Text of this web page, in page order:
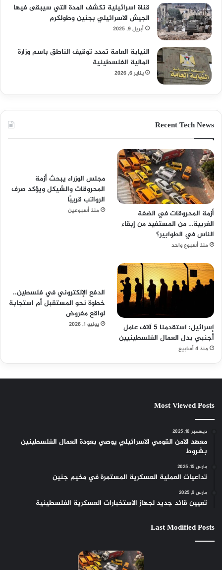
قناة اسرائيلية تكشف المدة التي سيبقى فيها
الجيش الاسرائيلي بجنين وطولكرم
أبريل 9, 2025
النيابة العامة تمدد توقيف الناطق باسم وزارة
المالية الفلسطينية
يناير 6, 2026
Recent Tech News
أزمة المحروقات في الضفة
الغربية… من المستفيد من إبقاء
الناس في الطوابير؟
منذ أسبوع واحد
مجلس الوزراء يبحث أزمة
المحروقات والشيكل ويؤكد صرف
الرواتب قريبًا
منذ أسبوعين
إسرائيل: استقدمنا 5 آلاف عامل
أجنبي بدل العمال الفلسطينيين
منذ 4 أسابيع
الدفع الإلكتروني في فلسطين..
خطوة نحو المستقبل أم استجابة
لواقع مفروض
يوليو 1, 2026
Most Viewed Posts
ديسمبر 10, 2025
معهد الامن القومي الاسرائيلي يوصي بعودة العمال الفلسطينين
بشروط
مارس 15, 2025
تداعيات العملية العسكرية المستمرة في مخيم جنين
مارس 9, 2025
تعيين قائد جديد لجهاز الاستخبارات العسكرية الفلسطينية
Last Modified Posts